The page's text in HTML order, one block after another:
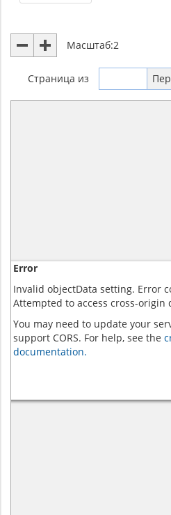
Масштаб:2
Страница из
Error
Invalid objectData setting. Error
Attempted to access cross-origin
You may need to update your
support CORS. For help, see the
documentation.